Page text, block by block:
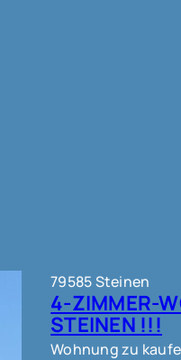
79585 Steinen
4-ZIMMER-
STEINEN !!!
Wohnung zu